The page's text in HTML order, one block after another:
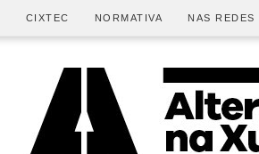
CIXTEC NORMATIVA NAS REDES